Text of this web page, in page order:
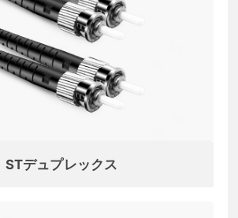
STデュプレックス